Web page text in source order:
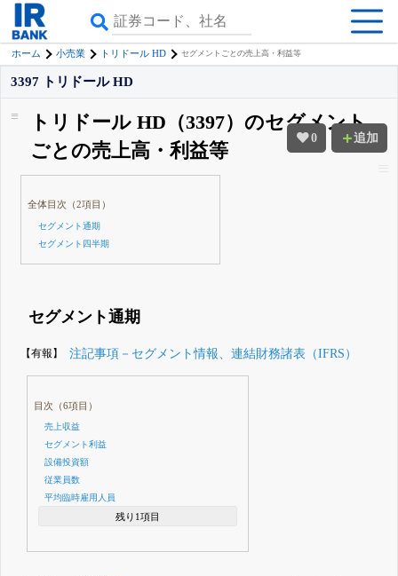
ホーム 小売業 トリドール HD セグメントごとの売上高・利益等
0 追加
3397 トリドール HD
トリドール HD（3397）のセグメント
ごとの売上高・利益等
全体目次（2項目）
セグメント通期
セグメント四半期
セグメント通期
【有報】 注記事項－セグメント情報、連結財務諸表（IFRS）
目次（6項目）
売上収益
セグメント利益
設備投資額
従業員数
平均臨時雇用人員
残り1項目